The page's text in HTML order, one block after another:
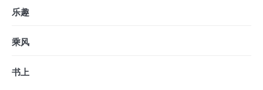
乐趣
乘风
书上